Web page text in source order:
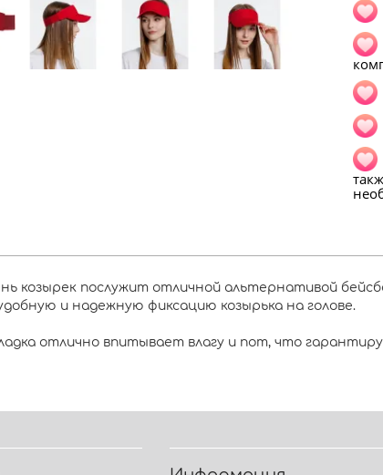
козырек послужит отличной альтернативой
и надежную фиксацию козырька на голове.
отлично впитывает влагу и пот, что